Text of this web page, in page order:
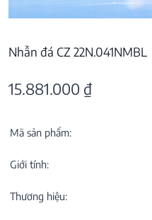
Nhẫn đá CZ 22N.041NMBL
15.881.000 ₫
Mã sản phẩm:
Giới tính:
Thương hiệu: